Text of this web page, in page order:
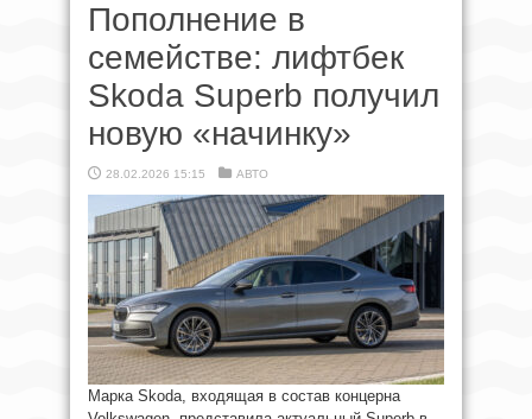
Пополнение в
семействе: лифтбек
Skoda Superb получил
новую «начинку»
28.02.2026 15:15 АВТО
Марка Skoda, входящая в состав концерна